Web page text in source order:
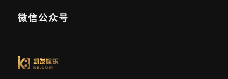
微信公众号